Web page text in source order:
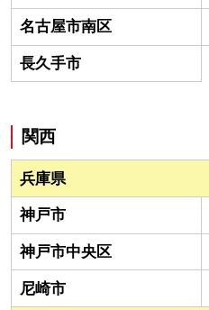
名古屋市南区
長久手市
関西
兵庫県
神戸市
神戸市中央区
尼崎市